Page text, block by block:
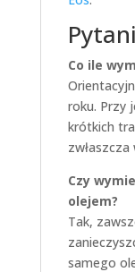
Co ile
roku. Przy
krótkich
zwłaszcza
Czy
olejem?
Tak,
samego